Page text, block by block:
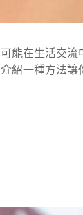
能在生活交流
紹一種方法